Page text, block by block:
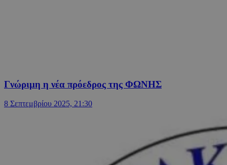
Γνώριμη η νέα πρόεδρος της ΦΩΝΗΣ
8 Σεπτεμβρίου 2025, 21:30